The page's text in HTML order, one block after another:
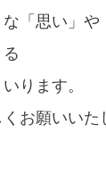
「思い」や
ります。
お願いいた